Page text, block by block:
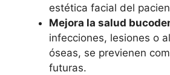
estética facial del
Mejora la salud
infecciones, lesiones o
óseas, se previenen
futuras.